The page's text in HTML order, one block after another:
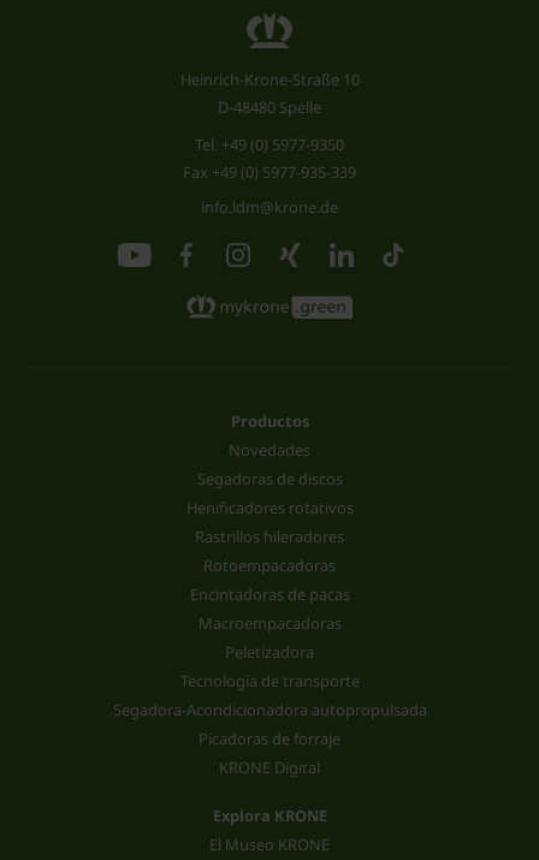
Heinrich-Krone-Straße 10
D-48480 Spelle
Tel. +49 (0) 5977-9350
Fax +49 (0) 5977-935-339
info.ldm@krone.de
Productos
Novedades
Segadoras de discos
Henificadores rotativos
Rastrillos hileradores
Rotoempacadoras
Encintadoras de pacas
Macroempacadoras
Peletizadora
Tecnología de transporte
Segadora-Acondicionadora autopropulsada
Picadoras de forraje
KRONE Digital
Explora KRONE
El Museo KRONE